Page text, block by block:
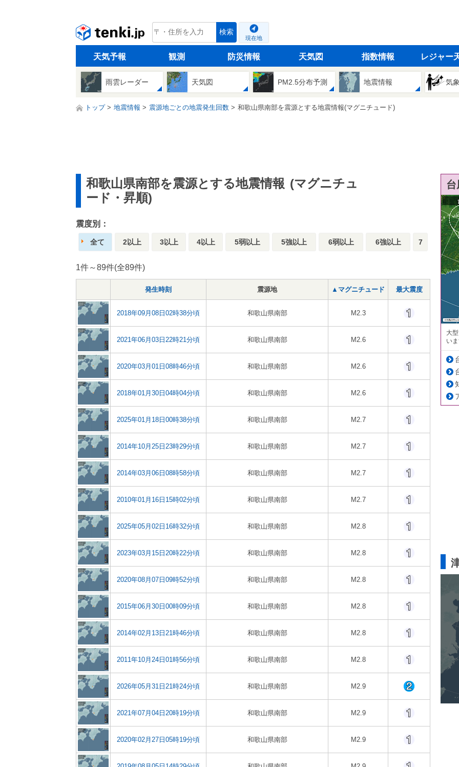
tenki.jp 検索
現在地
天気予報 観測 防災情報 天気図 指数情報 レジャー
雨雲レーダー 天気図 PM2.5分布予測 地震情報 気
トップ 地震情報 震源地ごとの地震発生回数 和歌山県南部を震源とする地震情報(マグニチュード)
和歌山県南部を震源とする地震情報 (マグニチュ
ード・昇順)
震度別：
全て 2以上 3以上 4以上 5弱以上 5強以上 6弱以上 6強以上 7
1件～89件(全89件)
発生時刻 震源地 ▲マグニチュード 最大震度
2018年09月08日02時38分頃 和歌山県南部 M2.3
2021年06月03日22時21分頃 和歌山県南部 M2.6
2020年03月01日08時46分頃 和歌山県南部 M2.6
2018年01月30日04時04分頃 和歌山県南部 M2.6
2025年01月18日00時38分頃 和歌山県南部 M2.7
2014年10月25日23時29分頃 和歌山県南部 M2.7
2014年03月06日08時58分頃 和歌山県南部 M2.7
2010年01月16日15時02分頃 和歌山県南部 M2.7
2025年05月02日16時32分頃 和歌山県南部 M2.8
2023年03月15日20時22分頃 和歌山県南部 M2.8
2020年08月07日09時52分頃 和歌山県南部 M2.8
2015年06月30日00時09分頃 和歌山県南部 M2.8
2014年02月13日21時46分頃 和歌山県南部 M2.8
2011年10月24日01時56分頃 和歌山県南部 M2.8
2026年05月31日21時24分頃 和歌山県南部 M2.9
2021年07月04日20時19分頃 和歌山県南部 M2.9
2020年02月27日05時19分頃 和歌山県南部 M2.9
大
い